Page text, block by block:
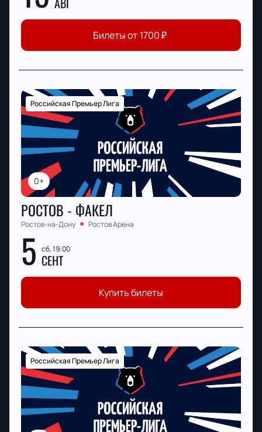
Билеты от 1700₽
0+
Российская Премьер Лига
РОСТОВ - ФАКЕЛ
Ростов-на-Дону Ростов Арена
5 сб, 19:00
СЕНТ
Купить билеты
Российская Премьер Лига